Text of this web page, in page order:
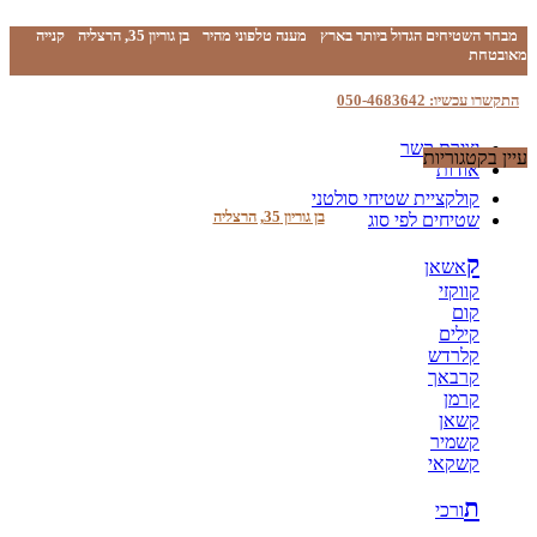
מבחר השטיחים הגדול ביותר בארץ מענה טלפוני מהיר בן גוריון 35, הרצליה
קנייה
מאובטחת
התקשרו עכשיו: 050-4683642
יצירת קשר
אודות
בן גוריון 35, הרצליה
עיין בקטגוריות
קולקציית שטיחי סולטני
שטיחים לפי סוג
קאשאן
קווקזי
קום
קילים
קלרדש
קרבאך
קרמן
קשאן
קשמיר
קשקאי
תורכי